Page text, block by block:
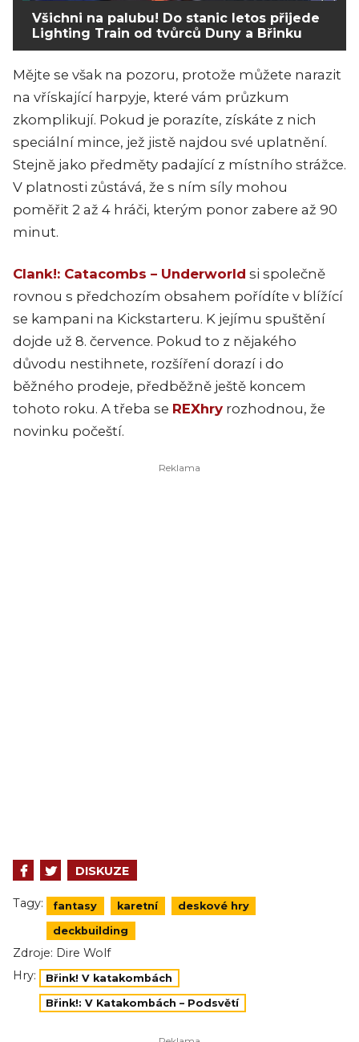
Všichni na palubu! Do stanic letos přijede
Lighting Train od tvůrců Duny a Břinku
Mějte se však na pozoru, protože můžete narazit
na vřískající harpyje, které vám průzkum
zkomplikují. Pokud je porazíte, získáte z nich
speciální mince, jež jistě najdou své uplatnění.
Stejně jako předměty padající z místního strážce.
V platnosti zůstává, že s ním síly mohou
poměřit 2 až 4 hráči, kterým ponor zabere až 90
minut.
Clank!: Catacombs – Underworld si společně
rovnou s předchozím obsahem pořídíte v blížící
se kampani na Kickstarteru. K jejímu spuštění
dojde už 8. července. Pokud to z nějakého
důvodu nestihnete, rozšíření dorazí i do
běžného prodeje, předběžně ještě koncem
tohoto roku. A třeba se REXhry rozhodnou, že
novinku počeští.
DISKUZE
Tagy: fantasy karetní deskové hry
deckbuilding
Zdroje: Dire Wolf
Hry:
Břink! V katakombách
Břink!: V Katakombách – Podsvětí